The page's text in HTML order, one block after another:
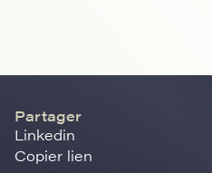
Partager
Linkedin
Copier lien